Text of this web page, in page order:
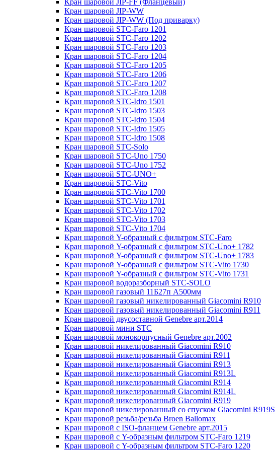
Кран шаровой JIP-FF (Фланцевый)
Кран шаровой JIP-WW
Кран шаровой JIP-WW (Под приварку)
Кран шаровой STC-Faro 1201
Кран шаровой STC-Faro 1202
Кран шаровой STC-Faro 1203
Кран шаровой STC-Faro 1204
Кран шаровой STC-Faro 1205
Кран шаровой STC-Faro 1206
Кран шаровой STC-Faro 1207
Кран шаровой STC-Faro 1208
Кран шаровой STC-Idro 1501
Кран шаровой STC-Idro 1503
Кран шаровой STC-Idro 1504
Кран шаровой STC-Idro 1505
Кран шаровой STC-Idro 1508
Кран шаровой STC-Solo
Кран шаровой STC-Uno 1750
Кран шаровой STC-Uno 1752
Кран шаровой STC-UNO+
Кран шаровой STC-Vito
Кран шаровой STC-Vito 1700
Кран шаровой STC-Vito 1701
Кран шаровой STC-Vito 1702
Кран шаровой STC-Vito 1703
Кран шаровой STC-Vito 1704
Кран шаровой Y-образный с фильтром STC-Faro
Кран шаровой Y-образный с фильтром STC-Uno+ 1782
Кран шаровой Y-образный с фильтром STC-Uno+ 1783
Кран шаровой Y-образный с фильтром STC-Vito 1730
Кран шаровой Y-образный с фильтром STC-Vito 1731
Кран шаровой водоразборный STC-SOLO
Кран шаровой газовый 11Б27п А500мм
Кран шаровой газовый никелированный Giacomini R910
Кран шаровой газовый никелированный Giacomini R911
Кран шаровой двусоставной Genebre арт.2014
Кран шаровой мини STC
Кран шаровой монокорпусный Genebre арт.2002
Кран шаровой никелированный Giacomini R910
Кран шаровой никелированный Giacomini R911
Кран шаровой никелированный Giacomini R913
Кран шаровой никелированный Giacomini R913L
Кран шаровой никелированный Giacomini R914
Кран шаровой никелированный Giacomini R914L
Кран шаровой никелированный Giacomini R919
Кран шаровой никелированный со спуском Giacomini R919S
Кран шаровой резьба/резьба Broen Ballomax
Кран шаровой с ISO-фланцем Genebre арт.2015
Кран шаровой с Y-образным фильтром STC-Faro 1219
Кран шаровой с Y-образным фильтром STC-Faro 1220